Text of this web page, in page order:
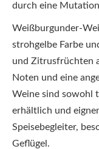
durch eine
Weißburgunder-
strohgelbe Farbe
und Zitrusfrüchten
Noten und eine
Weine sind sowohl
erhältlich und
Speisebegleiter,
Geflügel.